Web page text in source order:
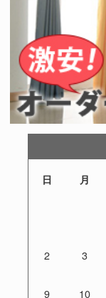
日 月
2 3
9 10